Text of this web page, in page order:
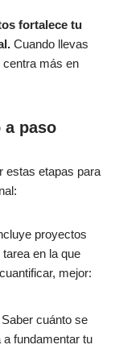
fortalece tu
Cuando llevas
más en
a paso
estas etapas para
proyectos
en la que
mejor:
Saber cuánto se
fundamentar tu